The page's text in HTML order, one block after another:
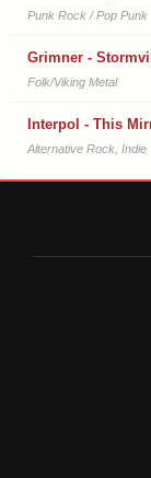
Punk Rock / Pop Punk
Grimner -
Folk/Viking Metal
Interpol - This
Alternative Rock, Indie